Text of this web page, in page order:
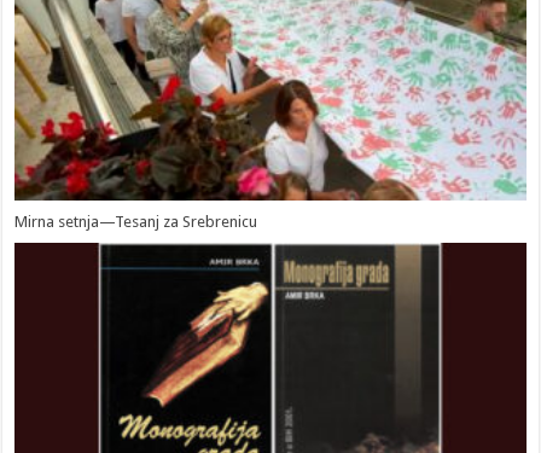
Mirna setnja—Tesanj za Srebrenicu